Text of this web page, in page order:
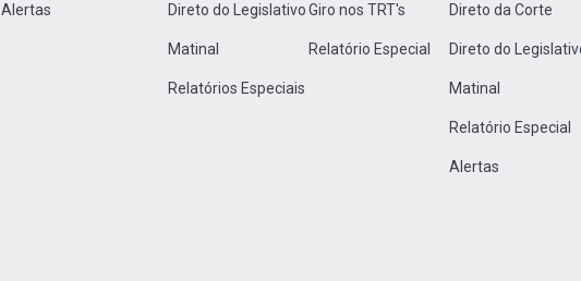
Alertas Direto do Legislativo
Matinal
Relatórios Especiais
Giro nos TRT's
Relatório Especial
Direto da Corte
Direto do
Matinal
Relatório Especial
Alertas